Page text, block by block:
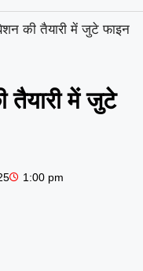
की तैयारी में जुटे फाइन
तैयारी में जुटे
1:00 pm